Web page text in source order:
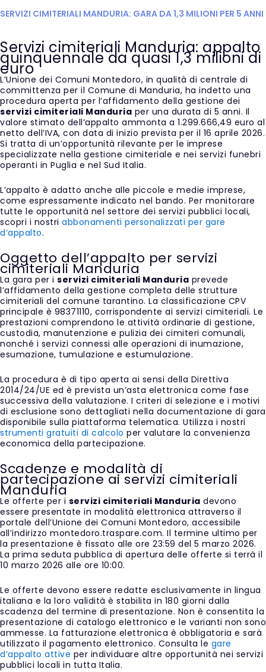
SERVIZI CIMITERIALI MANDURIA: GARA DA 1,3 MILIONI PER 5 ANNI
Servizi cimiteriali Manduria: appalto
quinquennale da quasi 1,3 milioni di
euro
L’Unione dei Comuni Montedoro, in qualità di centrale di
committenza per il Comune di Manduria, ha indetto una
procedura aperta per l’affidamento della gestione dei
servizi cimiteriali Manduria per una durata di 5 anni. Il
valore stimato dell’appalto ammonta a 1.299.666,49 euro al
netto dell’IVA, con data di inizio prevista per il 16 aprile 2026.
Si tratta di un’opportunità rilevante per le imprese
specializzate nella gestione cimiteriale e nei servizi funebri
operanti in Puglia e nel Sud Italia.
L’appalto è adatto anche alle piccole e medie imprese,
come espressamente indicato nel bando. Per monitorare
tutte le opportunità nel settore dei servizi pubblici locali,
scopri i nostri abbonamenti personalizzati per gare
d’appalto.
Oggetto dell’appalto per servizi
cimiteriali Manduria
La gara per i servizi cimiteriali Manduria prevede
l’affidamento della gestione completa delle strutture
cimiteriali del comune tarantino. La classificazione CPV
principale è 98371110, corrispondente ai servizi cimiteriali. Le
prestazioni comprendono le attività ordinarie di gestione,
custodia, manutenzione e pulizia dei cimiteri comunali,
nonché i servizi connessi alle operazioni di inumazione,
esumazione, tumulazione e estumulazione.
La procedura è di tipo aperta ai sensi della Direttiva
2014/24/UE ed è prevista un’asta elettronica come fase
successiva della valutazione. I criteri di selezione e i motivi
di esclusione sono dettagliati nella documentazione di gara
disponibile sulla piattaforma telematica. Utilizza i nostri
strumenti gratuiti di calcolo per valutare la convenienza
economica della partecipazione.
Scadenze e modalità di
partecipazione ai servizi cimiteriali
Manduria
Le offerte per i servizi cimiteriali Manduria devono
essere presentate in modalità elettronica attraverso il
portale dell’Unione dei Comuni Montedoro, accessibile
all’indirizzo montedoro.traspare.com. Il termine ultimo per
la presentazione è fissato alle ore 23:59 del 5 marzo 2026.
La prima seduta pubblica di apertura delle offerte si terrà il
10 marzo 2026 alle ore 10:00.
Le offerte devono essere redatte esclusivamente in lingua
italiana e la loro validità è stabilita in 180 giorni dalla
scadenza del termine di presentazione. Non è consentita la
presentazione di catalogo elettronico e le varianti non sono
ammesse. La fatturazione elettronica è obbligatoria e sarà
utilizzato il pagamento elettronico. Consulta le gare
d’appalto attive per individuare altre opportunità nei servizi
pubblici locali in tutta Italia.